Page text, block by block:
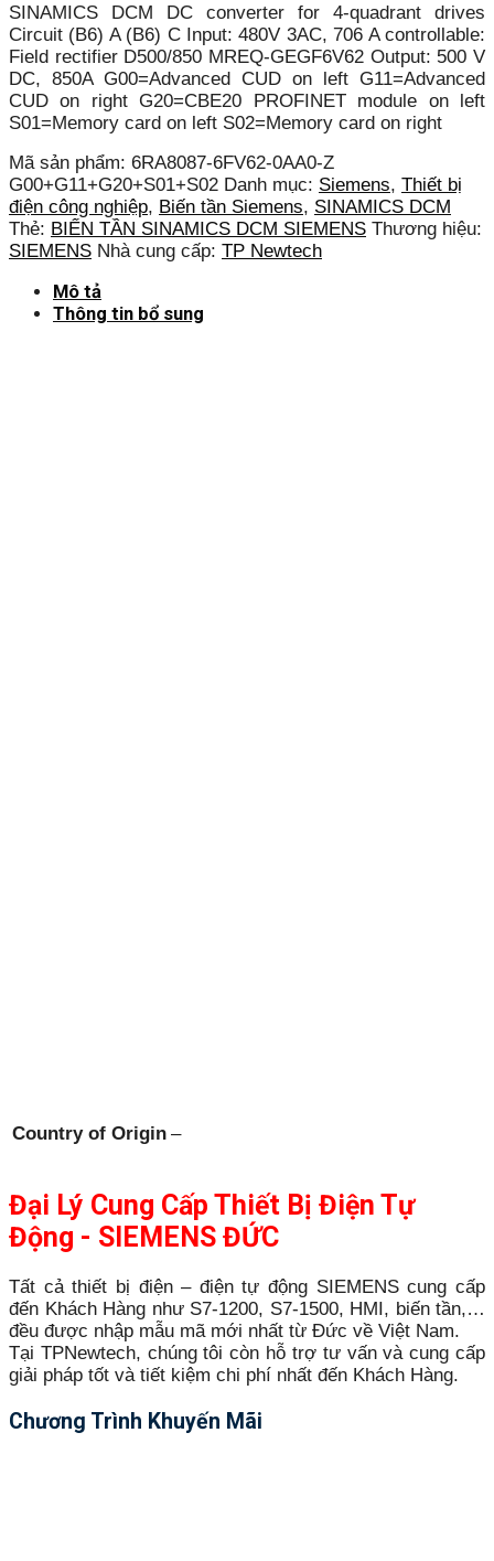
SINAMICS DCM DC converter for 4-quadrant drives
Circuit (B6) A (B6) C Input: 480V 3AC, 706 A controllable:
Field rectifier D500/850 MREQ-GEGF6V62 Output: 500 V
DC, 850A G00=Advanced CUD on left G11=Advanced
CUD on right G20=CBE20 PROFINET module on left
S01=Memory card on left S02=Memory card on right
Mã sản phẩm: 6RA8087-6FV62-0AA0-Z
G00+G11+G20+S01+S02 Danh mục: Siemens, Thiết bị
điện công nghiệp, Biến tần Siemens, SINAMICS DCM
Thẻ: BIẾN TẦN SINAMICS DCM SIEMENS Thương hiệu:
SIEMENS Nhà cung cấp: TP Newtech
Mô tả
Thông tin bổ sung
Country of Origin –
Đại Lý Cung Cấp Thiết Bị Điện Tự
Động - SIEMENS ĐỨC
Tất cả thiết bị điện – điện tự động SIEMENS cung cấp
đến Khách Hàng như S7-1200, S7-1500, HMI, biến tần,…
đều được nhập mẫu mã mới nhất từ Đức về Việt Nam.
Tại TPNewtech, chúng tôi còn hỗ trợ tư vấn và cung cấp
giải pháp tốt và tiết kiệm chi phí nhất đến Khách Hàng.
Chương Trình Khuyến Mãi